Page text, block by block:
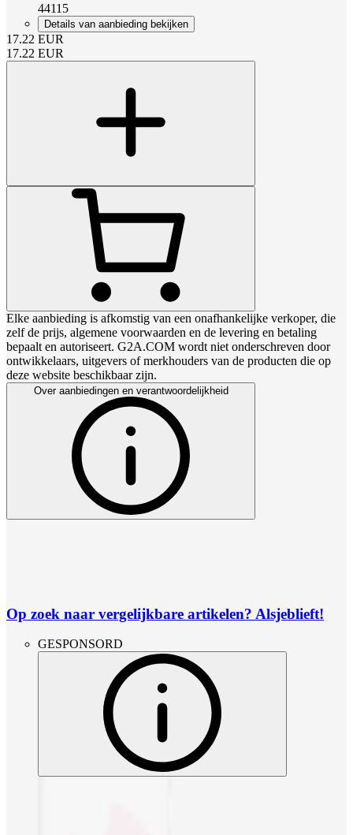
44115
Details van aanbieding bekijken
17.22 EUR
17.22 EUR
Elke aanbieding is afkomstig van een onafhankelijke verkoper, die
zelf de prijs, algemene voorwaarden en de levering en betaling
bepaalt en autoriseert. G2A.COM wordt niet onderschreven door
ontwikkelaars, uitgevers of merkhouders van de producten die op
deze website beschikbaar zijn.
Over aanbiedingen en verantwoordelijkheid
Op zoek naar vergelijkbare artikelen? Alsjeblieft!
GESPONSORD